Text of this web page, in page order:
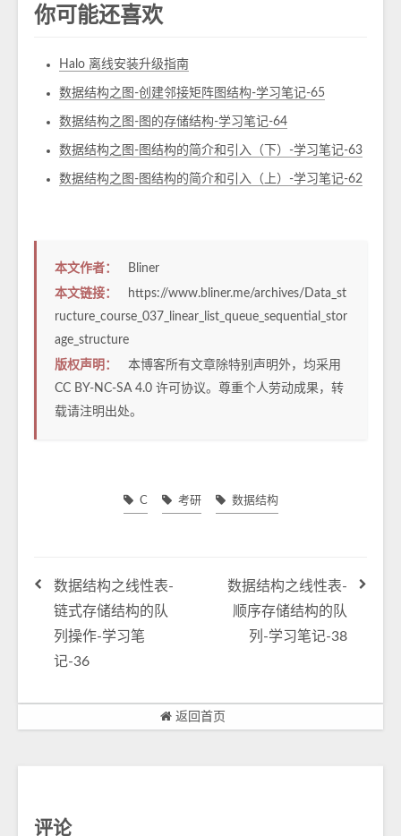
你可能还喜欢
Halo 离线安装升级指南
数据结构之图-创建邻接矩阵图结构-学习笔记-65
数据结构之图-图的存储结构-学习笔记-64
数据结构之图-图结构的简介和引入（下）-学习笔记-63
数据结构之图-图结构的简介和引入（上）-学习笔记-62
本文作者：
Bliner
本文链接：
https://www.bliner.me/archives/Data_st
ructure_course_037_linear_list_queue_sequential_stor
age_structure
版权声明：
本博客所有文章除特别声明外，均采用
CC BY-NC-SA 4.0 许可协议。尊重个人劳动成果，转
载请注明出处。
C 考研 数据结构
数据结构之线性表-
链式存储结构的队
列操作-学习笔
记-36
数据结构之线性表-
顺序存储结构的队
列-学习笔记-38
返回首页
评论